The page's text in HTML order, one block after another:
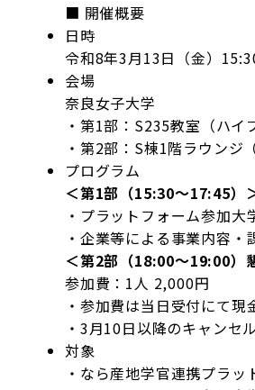
■ 開催概要
日時
令和8年3月13日（金）
会場
奈良女子大学
・第1部：S235教室（ハイ
・第2部：S棟1階ラウンジ
プログラム
＜第1部（15:30～17:45）
・プラットフォーム参加
・企業等による事業内容・
＜第2部（18:00～19:00）
参加費：1人 2,000円
・参加費は当日受付にて現
・3月10日以降のキャンセ
対象
・なら産地学官連携プラッ